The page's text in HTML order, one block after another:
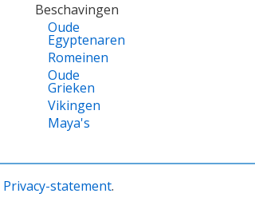
Beschavingen
Oude
Egyptenaren
Romeinen
Oude
Grieken
Vikingen
Maya's
Privacy-statement.